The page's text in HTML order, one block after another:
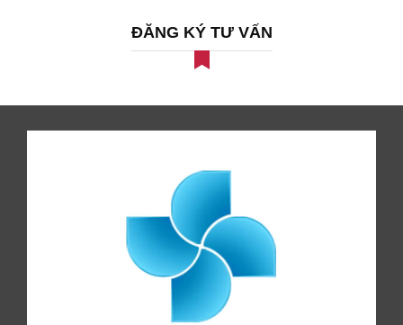
ĐĂNG KÝ TƯ VẤN